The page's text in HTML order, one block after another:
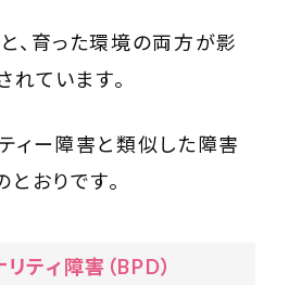
、育った環境の両方が影
れています。
ィー障害と類似した障害
おりです。
ティ障害（BPD）